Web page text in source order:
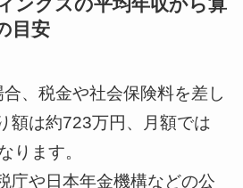
--
目安
、税金や社会保険料を差し
額は約723万円、月額では
ります。
庁や日本年金機構などの公